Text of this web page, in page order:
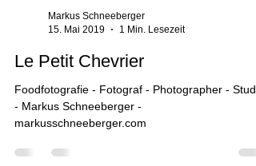
Markus Schneeberger
15. Mai 2019
1 Min. Lesezeit
Le Petit Chevrier
Foodfotografie - Fotograf - Photographer -